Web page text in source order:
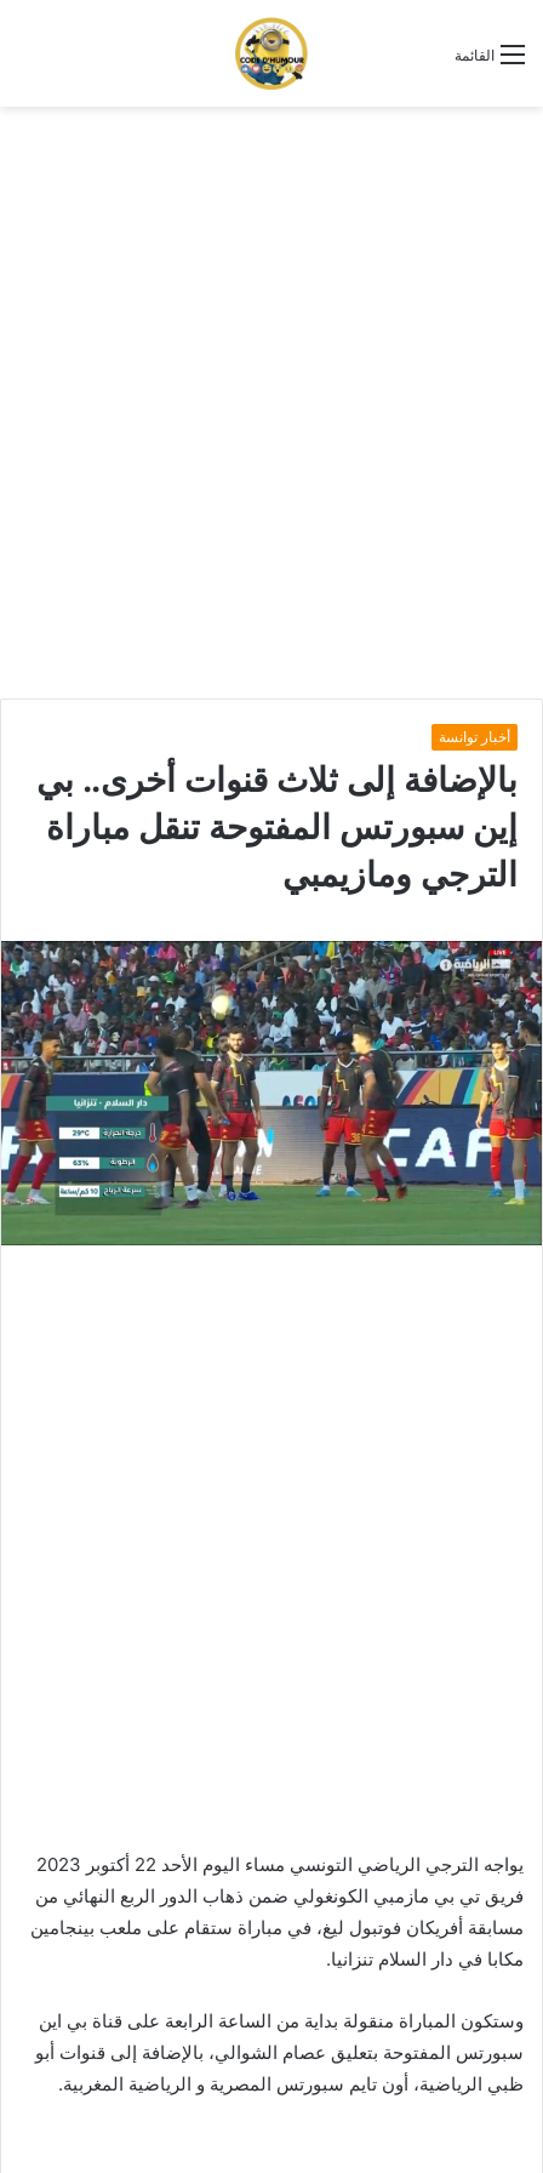
القائمة
أخبار توانسة
بالإضافة إلى ثلاث قنوات أخرى.. بي
إين سبورتس المفتوحة تنقل مباراة
الترجي ومازيمبي
يواجه الترجي الرياضي التونسي مساء اليوم الأحد 22 أكتوبر 2023
فريق تي بي مازمبي الكونغولي ضمن ذهاب الدور الربع النهائي من
مسابقة أفريكان فوتبول ليغ، في مباراة ستقام على ملعب بينجامين
مكابا في دار السلام تنزانيا.
وستكون المباراة منقولة بداية من الساعة الرابعة على قناة بي اين
سبورتس المفتوحة بتعليق عصام الشوالي، بالإضافة إلى قنوات أبو
ظبي الرياضية، أون تايم سبورتس المصرية و الرياضية المغربية.